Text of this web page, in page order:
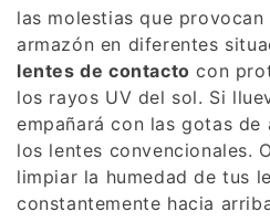
las molestias que
armazón en diferentes
lentes de contacto con
los rayos UV del sol. Si
empañará con las gotas de
los lentes convencionales.
limpiar la humedad de tus
constantemente hacia